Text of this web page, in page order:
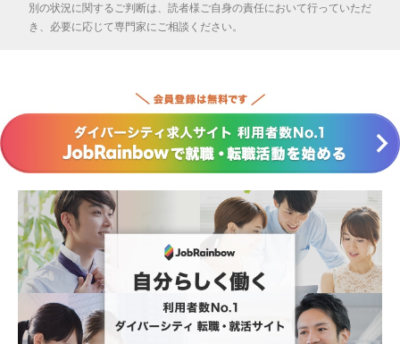
別の状況に関するご判断は、読者様ご自身の責任において行っていただ
き、必要に応じて専門家にご相談ください。